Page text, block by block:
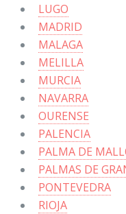
LUGO
MADRID
MALAGA
MELILLA
MURCIA
NAVARRA
OURENSE
PALENCIA
PALMA DE
PALMAS DE
PONTEVEDRA
RIOJA